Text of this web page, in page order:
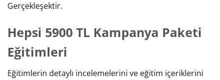
Gerçekleşektir.
Hepsi 5900 TL Kampanya Paketi
Eğitimleri
Eğitimlerin detaylı incelemelerini ve eğitim içeriklerini